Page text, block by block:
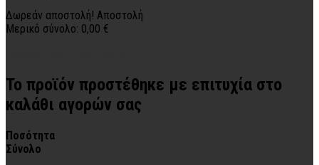
Δωρεάν αποστολή! Αποστολή
Μερικό σύνολο: 0,00 €
Το προϊόν προστέθηκε με επιτυχία στο
καλάθι αγορών σας
Ποσότητα
Σύνολο